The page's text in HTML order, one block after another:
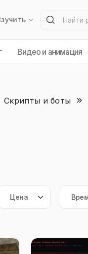
Видео и анимация
Скрипты и боты